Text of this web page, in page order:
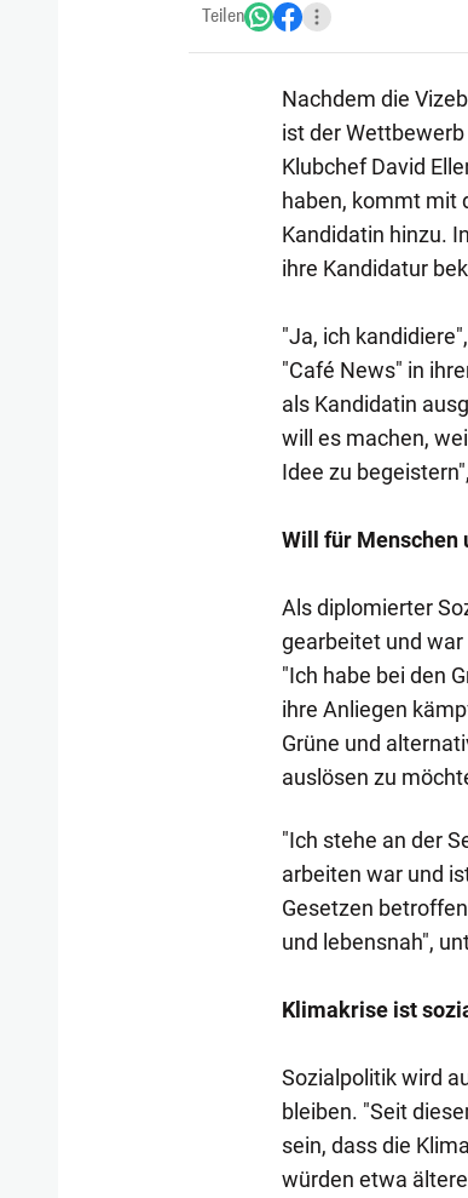
Teilen
Nachdem die
ist der
Klubchef David
haben, kommt mit
Kandidatin hinzu.
ihre Kandidatur
"Ja, ich
"Café News" in
als Kandidatin
will es machen,
Idee zu
Will für Menschen
Als diplomierter
gearbeitet und
"Ich habe bei den
ihre Anliegen
Grüne und
auslösen zu
"Ich stehe an der
arbeiten war und
Gesetzen
und lebensnah",
Klimakrise ist
Sozialpolitik wird
bleiben. "Seit
sein, dass die
würden etwa